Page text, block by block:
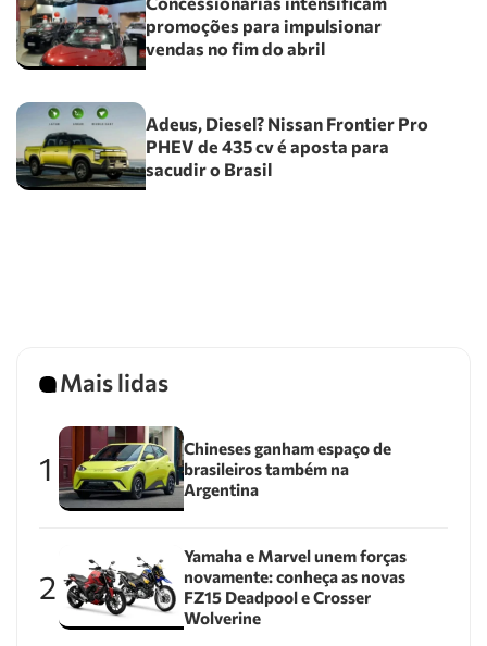
promoções para impulsionar
vendas no fim do abril
Adeus, Diesel? Nissan Frontier Pro
PHEV de 435 cv é aposta para
sacudir o Brasil
Mais lidas
1
Chineses ganham espaço de
brasileiros também na
Argentina
2
Yamaha e Marvel unem forças
novamente: conheça as novas
FZ15 Deadpool e Crosser
Wolverine